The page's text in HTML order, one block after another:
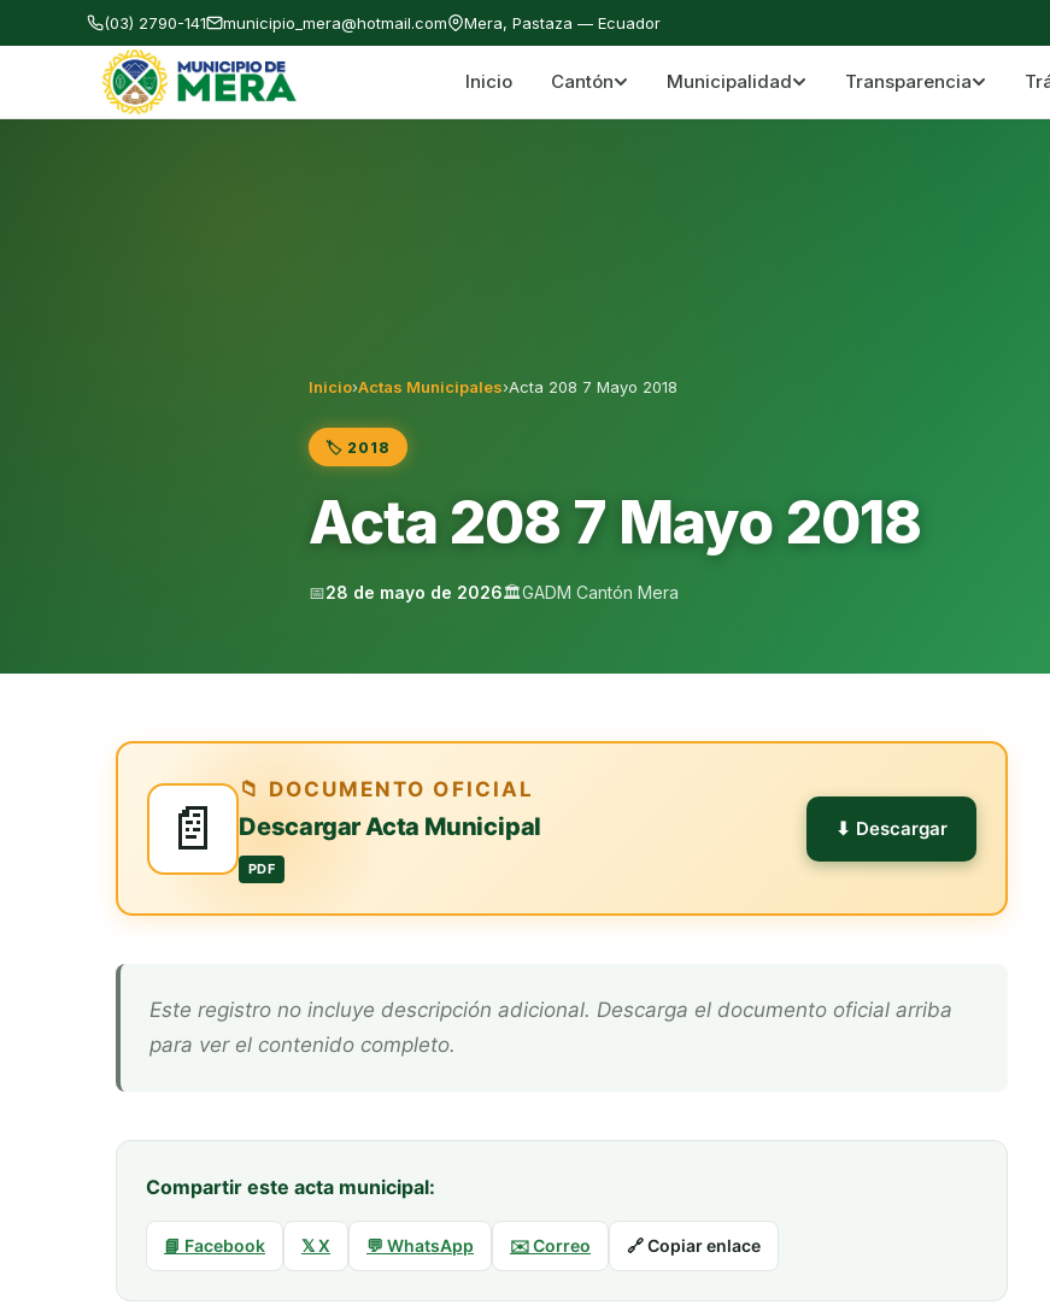
(03) 2790-141 municipio_mera@hotmail.com Mera, Pastaza — Ecuador
Gobierno Autónomo Descentralizado Municipal del Cantón Mera Cantón Mera · Pastaza · Llanganates y
Inicio Cantón Municipalidad Transparencia
Inicio›Actas Municipales›Acta 208 7 Mayo 2018
🏷️ 2018
Acta 208 7 Mayo 2018
📅28 de mayo de 2026🏛️GADM Cantón Mera
📄
📁 DOCUMENTO OFICIAL
Descargar Acta Municipal
PDF
⬇ Descargar
Este registro no incluye descripción adicional. Descarga el documento oficial arriba
para ver el contenido completo.
Compartir este acta municipal:
📘 Facebook 𝕏 X 💬 WhatsApp ✉️ Correo 🔗 Copiar enlace